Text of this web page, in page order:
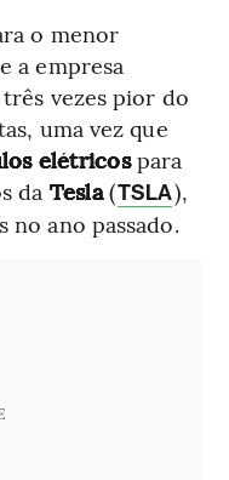
o menor
a empresa
vezes pior do
uma vez que
elétricospara
da Tesla(TSLA),
no ano passado.